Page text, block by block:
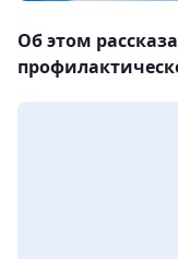
Об этом